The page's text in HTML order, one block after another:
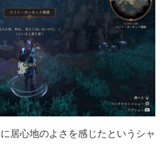
居心地のよさを感じたというシャ